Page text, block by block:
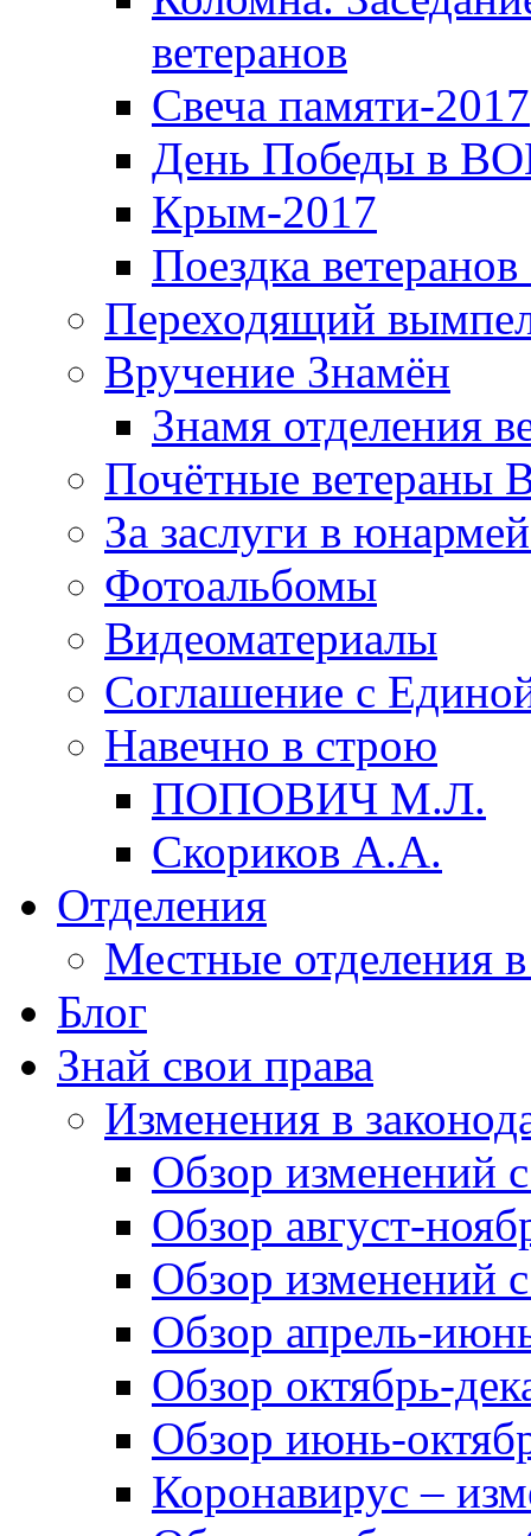
ветеранов
Свеча памяти-2017
День Победы в
Крым-2017
Поездка
Переходящий
Вручение Знамён
Знамя отделения
Почётные ветераны
За заслуги в
Фотоальбомы
Видеоматериалы
Соглашение с
Навечно в строю
ПОПОВИЧ М.Л.
Скориков А.А.
Отделения
Местные отделения
Блог
Знай свои права
Изменения в
Обзор изменений
Обзор август-
Обзор изменений
Обзор апрель-
Обзор октябрь-
Обзор июнь-
Коронавирус –